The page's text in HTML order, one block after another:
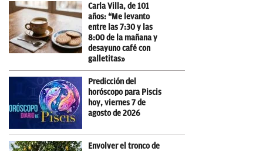
Carla Villa, de 101
años: “Me levanto
entre las 7:30 y las
8:00 de la mañana y
desayuno café con
galletitas»
Predicción del
horóscopo para Piscis
hoy, viernes 7 de
agosto de 2026
Envolver el tronco de